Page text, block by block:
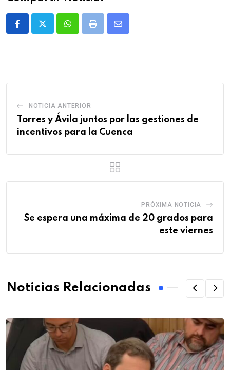
WhatsappPrint
Share
NOTICIA ANTERIOR
Torres y Ávila juntos por las gestiones de
incentivos para la Cuenca
PRÓXIMA NOTICIA
Se espera una máxima de 20 grados para
este viernes
Noticias Relacionadas